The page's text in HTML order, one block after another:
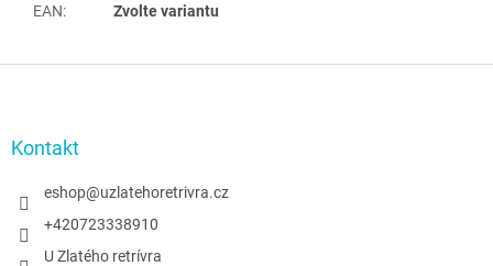
EAN: Zvolte variantu
Kontakt
eshop@uzlatehoretrivra.cz
+420723338910
U Zlatého retrívra